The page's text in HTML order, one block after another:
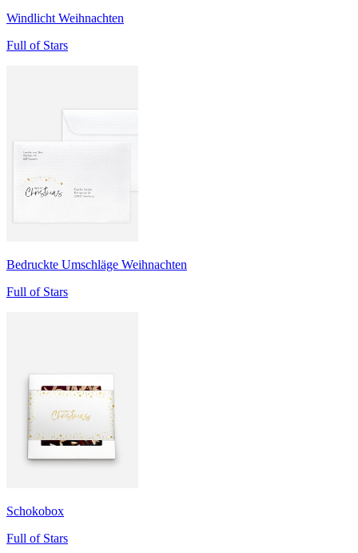
Windlicht Weihnachten
Full of Stars
Bedruckte Umschläge Weihnachten
Full of Stars
Schokobox
Full of Stars